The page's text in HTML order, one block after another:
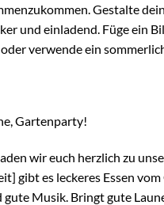
Gestalte
und einladend. Füge ein
verwende ein
Gartenparty!
wir euch herzlich zu
gibt es leckeres Essen
gute Musik. Bringt gute